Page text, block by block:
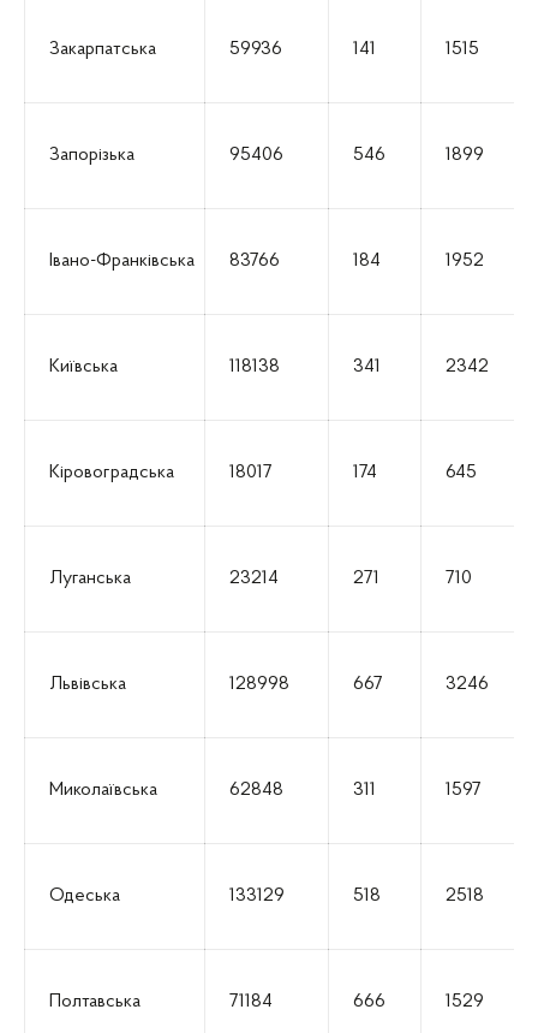
Закарпатська 59936 141 1515
Запорізька 95406 546 1899
Івано-Франківська 83766 184 1952
Київська 118138 341 2342
Кіровоградська 18017 174 645
Луганська 23214 271 710
Львівська 128998 667 3246
Миколаївська 62848 311 1597
Одеська 133129 518 2518
Полтавська 71184 666 1529